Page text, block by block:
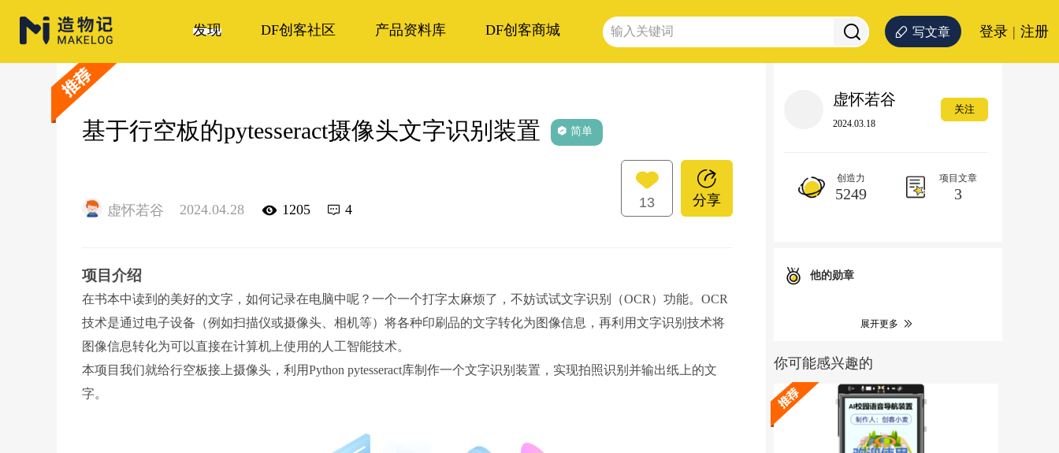
发现 DF创客社区 产品资料库 DF创客商城 写文章 登录 | 注册
基于行空板的pytesseract摄像头文字识别装置 简单
虚怀若谷 2024.04.28 1205 4 13 分享
项目介绍
在书本中读到的美好的文字，如何记录在电脑中呢？一个一个打字太麻烦了，不妨试试文字识别（OCR）功能。OCR
技术是通过电子设备（例如扫描仪或摄像头、相机等）将各种印刷品的文字转化为图像信息，再利用文字识别技术将
图像信息转化为可以直接在计算机上使用的人工智能技术。
本项目我们就给行空板接上摄像头，利用Python pytesseract库制作一个文字识别装置，实现拍照识别并输出纸上的文
字。
虚怀若谷
2024.03.18
关注
创造力
5249
项目文章
3
他的勋章
展开更多
你可能感兴趣的